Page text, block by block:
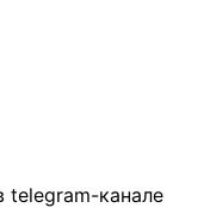
telegram-канале